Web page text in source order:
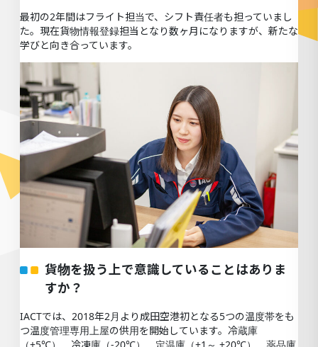
最初の2年間はフライト担当で、シフト責任者も担っていまし
た。現在貨物情報登録担当となり数ヶ月になりますが、新たな
学びと向き合っています。
貨物を扱う上で意識していることはありま
すか？
IACTでは、2018年2月より成田空港初となる5つの温度帯をも
つ温度管理専用上屋の供用を開始しています。冷蔵庫
（+5℃）、冷凍庫（-20℃）、定温庫（+1～ +20℃）、薬品庫